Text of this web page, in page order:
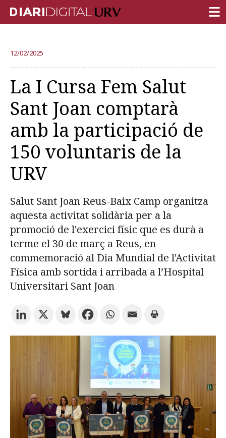
RECERCA
DOCÈNCIA
INSTITUCIÓ
VIDA AL CAMPUS
COMUNITAT URV
REPORTATGES
Prova la cerca avançada
Subscriu-te als butlletins de la URV
12/02/2025
La I Cursa Fem Salut
Sant Joan comptarà
amb la participació de
150 voluntaris de la
URV
Salut Sant Joan Reus-Baix Camp organitza
aquesta activitat solidària per a la
promoció de l'exercici físic que es durà a
terme el 30 de març a Reus, en
commemoració al Dia Mundial de l'Activitat
Física amb sortida i arribada a l’Hospital
Universitari Sant Joan